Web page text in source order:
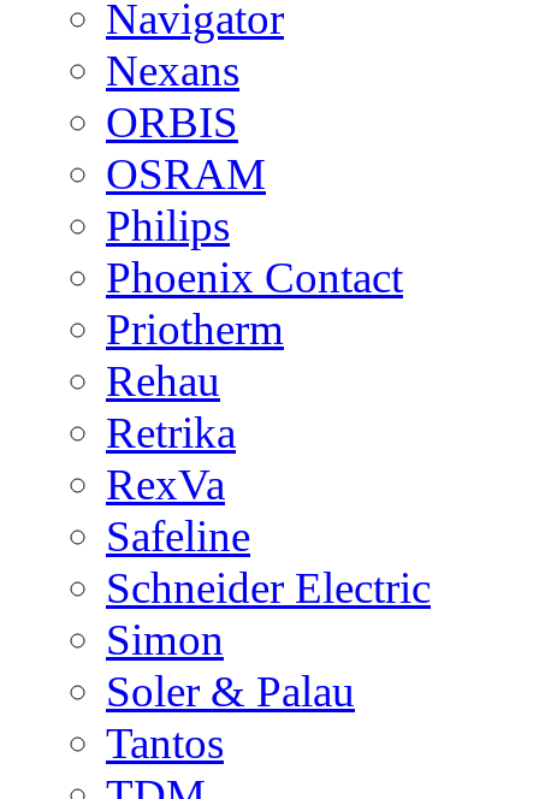
Navigator
Nexans
ORBIS
OSRAM
Philips
Phoenix Contact
Priotherm
Rehau
Retrika
RexVa
Safeline
Schneider Electric
Simon
Soler & Palau
Tantos